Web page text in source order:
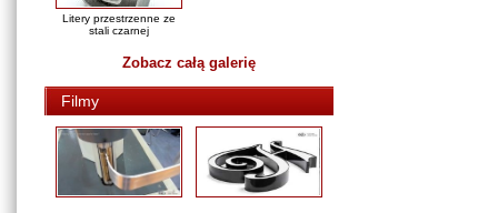
Litery przestrzenne ze
stali czarnej
Zobacz całą galerię
Filmy